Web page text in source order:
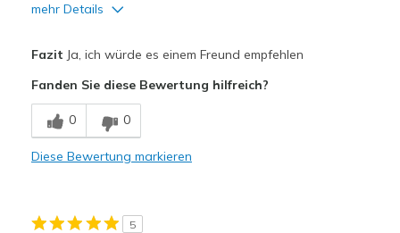
mehr Details
Breathe Well
Comfortable
Fazit Ja, ich würde es einem Freund empfehlen
Fanden Sie diese Bewertung hilfreich?
0 0
Diese Bewertung markieren
5